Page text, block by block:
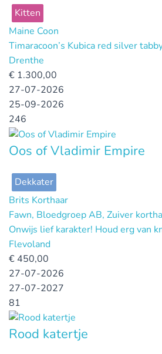
Kitten
Maine Coon
Timaracoon’s Kubica red silver
Drenthe
€ 1.300,00
27-07-2026
25-09-2026
246
Oos of Vladimir Empire
Dekkater
Brits Korthaar
Fawn, Bloedgroep AB, Zuiver
Onwijs lief karakter! Houd erg van
Flevoland
€ 450,00
27-07-2026
27-07-2027
81
Rood katertje